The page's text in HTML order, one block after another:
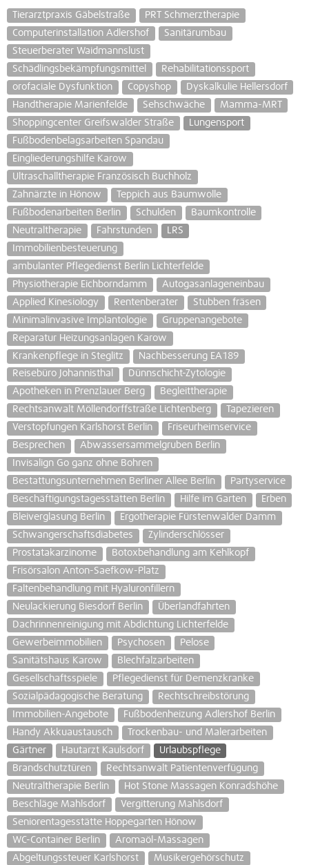
Tierarztpraxis Gäbelstraße
PRT Schmerztherapie
Computerinstallation Adlershof
Sanitärumbau
Steuerberater Waidmannslust
Schädlingsbekämpfungsmittel
Rehabilitationssport
orofaciale Dysfunktion
Copyshop
Dyskalkulie Hellersdorf
Handtherapie Marienfelde
Sehschwäche
Mamma-MRT
Shoppingcenter Greifswalder Straße
Lungensport
Fußbodenbelagsarbeiten Spandau
Eingliederungshilfe Karow
Ultraschalltherapie Französisch Buchholz
Zahnärzte in Hönow
Teppich aus Baumwolle
Fußbodenarbeiten Berlin
Schulden
Baumkontrolle
Neutraltherapie
Fahrstunden
LRS
Immobilienbesteuerung
ambulanter Pflegedienst Berlin Lichterfelde
Physiotherapie Eichborndamm
Autogasanlageneinbau
Applied Kinesiology
Rentenberater
Stubben fräsen
Minimalinvasive Implantologie
Gruppenangebote
Reparatur Heizungsanlagen Karow
Krankenpflege in Steglitz
Nachbesserung EA189
Reisebüro Johannisthal
Dünnschicht-Zytologie
Apotheken in Prenzlauer Berg
Begleittherapie
Rechtsanwalt Möllendorffstraße Lichtenberg
Tapezieren
Verstopfungen Karlshorst Berlin
Friseurheimservice
Besprechen
Abwassersammelgruben Berlin
Invisalign Go ganz ohne Bohren
Bestattungsunternehmen Berliner Allee Berlin
Partyservice
Beschäftigungstagesstätten Berlin
Hilfe im Garten
Erben
Bleiverglasung Berlin
Ergotherapie Fürstenwalder Damm
Schwangerschaftsdiabetes
Zylinderschlösser
Prostatakarzinome
Botoxbehandlung am Kehlkopf
Frisörsalon Anton-Saefkow-Platz
Faltenbehandlung mit Hyaluronfillern
Neulackierung Biesdorf Berlin
Überlandfahrten
Dachrinnenreinigung mit Abdichtung Lichterfelde
Gewerbeimmobilien
Psychosen
Pelose
Sanitätshaus Karow
Blechfalzarbeiten
Gesellschaftsspiele
Pflegedienst für Demenzkranke
Sozialpädagogische Beratung
Rechtschreibstörung
Immobilien-Angebote
Fußbodenheizung Adlershof Berlin
Handy Akkuaustausch
Trockenbau- und Malerarbeiten
Gärtner
Hautarzt Kaulsdorf
Urlaubspflege
Brandschutztüren
Rechtsanwalt Patientenverfügung
Neutraltherapie Berlin
Hot Stone Massagen Konradshöhe
Beschläge Mahlsdorf
Vergitterung Mahlsdorf
Seniorentagesstätte Hoppegarten Hönow
WC-Container Berlin
Aromaöl-Massagen
Abgeltungssteuer Karlshorst
Musikergehörschutz